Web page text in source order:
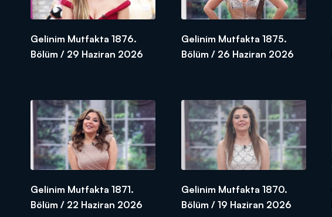
Gelinim Mutfakta 1876.
Bölüm / 29 Haziran 2026
Gelinim Mutfakta 1875.
Bölüm / 26 Haziran 2026
Gelinim Mutfakta 1871.
Bölüm / 22 Haziran 2026
Gelinim Mutfakta 1870.
Bölüm / 19 Haziran 2026